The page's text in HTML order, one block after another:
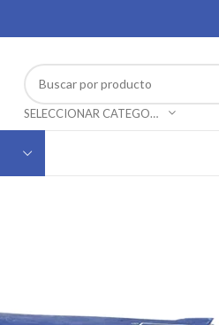
SELECCIONAR CATEGORÍA